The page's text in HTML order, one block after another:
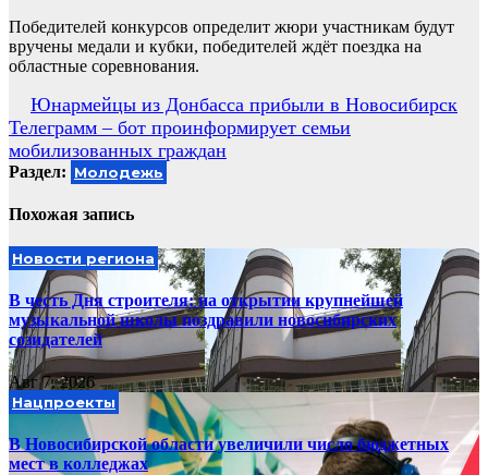
Победителей конкурсов определит жюри участникам будут
вручены медали и кубки, победителей ждёт поездка на
областные соревнования.
Навигация
по
записям
Юнармейцы из Донбасса прибыли в Новосибирск
Телеграмм – бот проинформирует семьи
мобилизованных граждан
Раздел: Молодежь
Похожая запись
Новости региона
В честь Дня строителя: на открытии крупнейшей
музыкальной школы поздравили новосибирских
созидателей
Авг 7, 2026
Нацпроекты
В Новосибирской области увеличили число бюджетных
мест в колледжах